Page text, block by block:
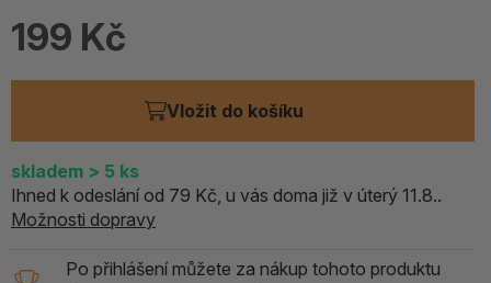
199 Kč
Vložit do košíku
skladem > 5 ks
Ihned k odeslání od 79 Kč, u vás doma již v úterý 11.8..
Možnosti dopravy
Po přihlášení můžete za nákup tohoto produktu